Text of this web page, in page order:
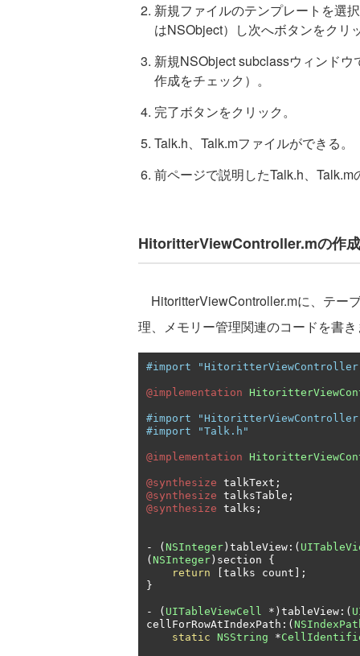
新規ファイルのテンプレートを選
はNSObject）し次へボタンをクリッ
新規NSObject subclassウィンドウ
作成をチェック）。
完了ボタンをクリック。
Talk.h、Talk.mファイルができる。
前ページで説明したTalk.h、Talk.m
HitoritterViewController.mの作成
HitoritterViewController.mに、テー
理、メモリー管理関連のコードを書き
#import
@implementation
#import
#import "Talk.h"
@implementation
@synthesize talkText ;
@synthesize talksTable ;
@synthesize talks ;
- ( NSInteger ) tableView :(
( NSInteger ) section {
return
talks count ];
}
- ( UITableViewCell *) tableView :(
cellForRowAtIndexPath :(
static NSString *